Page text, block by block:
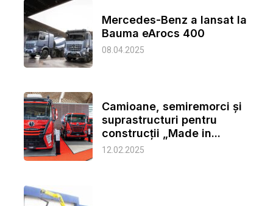
Mercedes-Benz a lansat la
Bauma eArocs 400
08.04.2025
Camioane, semiremorci și
suprastructuri pentru
construcții „Made in...
12.02.2025